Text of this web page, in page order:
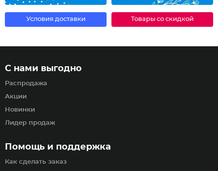
Условия доставки Товары со скидкой
Помощь и поддержка
Как сделать заказ
С нами выгодно
Распродажа
Акции
Новинки
Лидер продаж